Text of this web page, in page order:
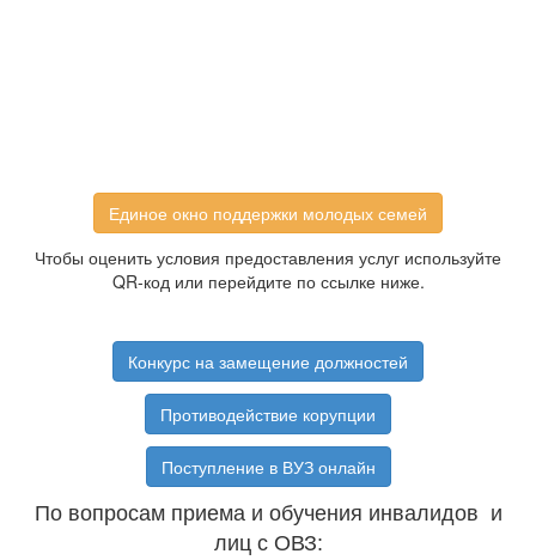
Единое окно поддержки молодых семей
Чтобы оценить условия предоставления услуг используйте
QR-код или перейдите по ссылке ниже.
Конкурс на замещение должностей
Противодействие корупции
Поступление в ВУЗ онлайн
По вопросам приема и обучения инвалидов и
лиц с ОВЗ: